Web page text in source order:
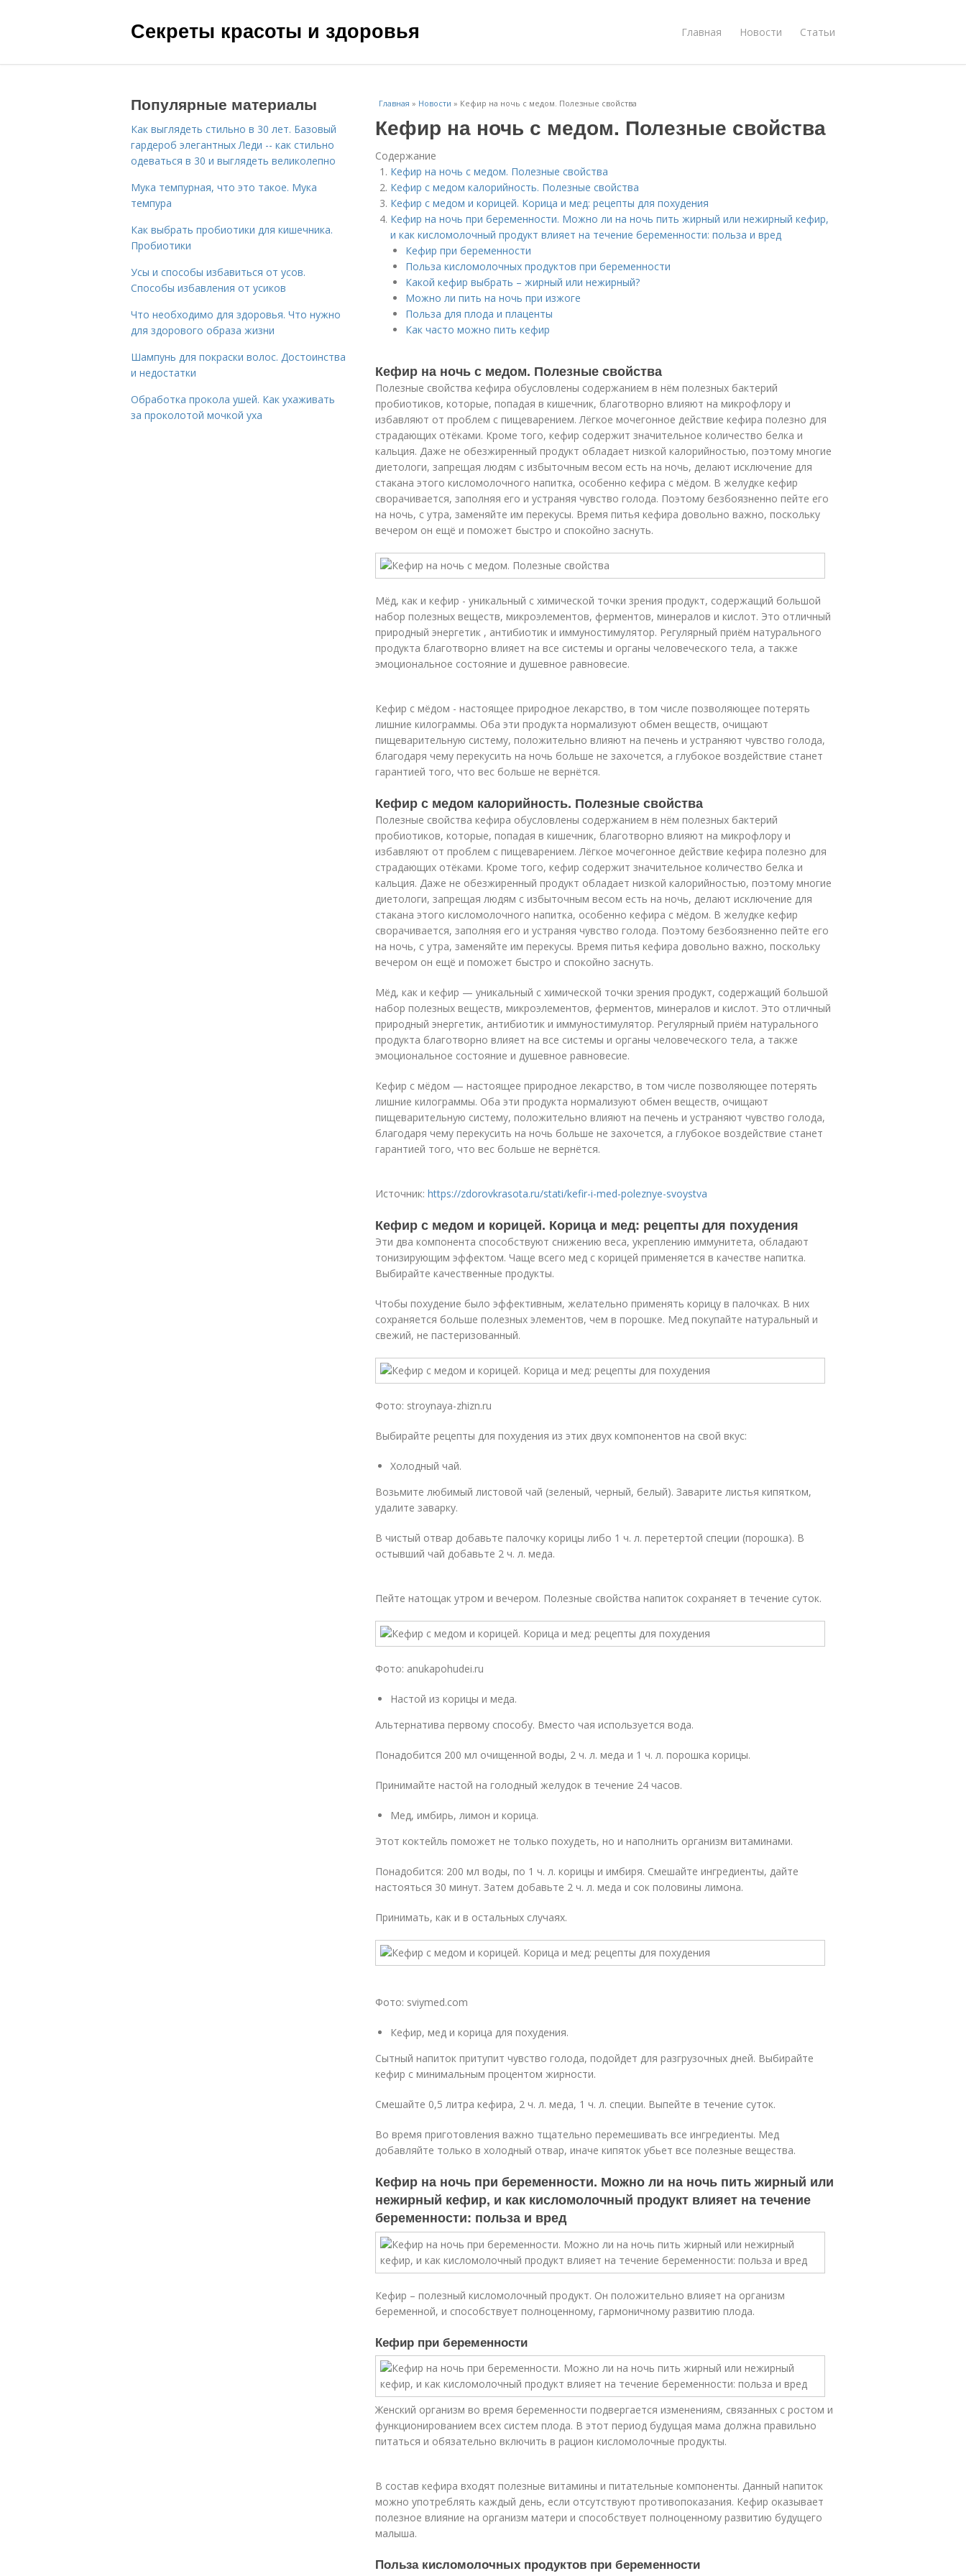
Секреты красоты и здоровья Главная Новости Статьи
Главная » Новости » Кефир на ночь с медом. Полезные свойства
Кефир на ночь с медом. Полезные свойства
Содержание
Кефир на ночь с медом. Полезные свойства
Кефир с медом калорийность. Полезные свойства
Кефир с медом и корицей. Корица и мед: рецепты для похудения
Кефир на ночь при беременности. Можно ли на ночь пить жирный или нежирный кефир,
и как кисломолочный продукт влияет на течение беременности: польза и вред
Кефир при беременности
Польза кисломолочных продуктов при беременности
Какой кефир выбрать – жирный или нежирный?
Можно ли пить на ночь при изжоге
Польза для плода и плаценты
Как часто можно пить кефир
Кефир на ночь с медом. Полезные свойства
Полезные свойства кефира обусловлены содержанием в нём полезных бактерий
пробиотиков, которые, попадая в кишечник, благотворно влияют на микрофлору и
избавляют от проблем с пищеварением. Лёгкое мочегонное действие кефира полезно для
страдающих отёками. Кроме того, кефир содержит значительное количество белка и
кальция. Даже не обезжиренный продукт обладает низкой калорийностью, поэтому многие
диетологи, запрещая людям с избыточным весом есть на ночь, делают исключение для
стакана этого кисломолочного напитка, особенно кефира с мёдом. В желудке кефир
сворачивается, заполняя его и устраняя чувство голода. Поэтому безбоязненно пейте его
на ночь, с утра, заменяйте им перекусы. Время питья кефира довольно важно, поскольку
вечером он ещё и поможет быстро и спокойно заснуть.
Мёд, как и кефир - уникальный с химической точки зрения продукт, содержащий большой
набор полезных веществ, микроэлементов, ферментов, минералов и кислот. Это отличный
природный энергетик , антибиотик и иммуностимулятор. Регулярный приём натурального
продукта благотворно влияет на все системы и органы человеческого тела, а также
эмоциональное состояние и душевное равновесие.
Кефир с мёдом - настоящее природное лекарство, в том числе позволяющее потерять
лишние килограммы. Оба эти продукта нормализуют обмен веществ, очищают
пищеварительную систему, положительно влияют на печень и устраняют чувство голода,
благодаря чему перекусить на ночь больше не захочется, а глубокое воздействие станет
гарантией того, что вес больше не вернётся.
Кефир с медом калорийность. Полезные свойства
Полезные свойства кефира обусловлены содержанием в нём полезных бактерий
пробиотиков, которые, попадая в кишечник, благотворно влияют на микрофлору и
избавляют от проблем с пищеварением. Лёгкое мочегонное действие кефира полезно для
страдающих отёками. Кроме того, кефир содержит значительное количество белка и
кальция. Даже не обезжиренный продукт обладает низкой калорийностью, поэтому многие
диетологи, запрещая людям с избыточным весом есть на ночь, делают исключение для
стакана этого кисломолочного напитка, особенно кефира с мёдом. В желудке кефир
сворачивается, заполняя его и устраняя чувство голода. Поэтому безбоязненно пейте его
на ночь, с утра, заменяйте им перекусы. Время питья кефира довольно важно, поскольку
вечером он ещё и поможет быстро и спокойно заснуть.
Мёд, как и кефир — уникальный с химической точки зрения продукт, содержащий большой
набор полезных веществ, микроэлементов, ферментов, минералов и кислот. Это отличный
природный энергетик, антибиотик и иммуностимулятор. Регулярный приём натурального
продукта благотворно влияет на все системы и органы человеческого тела, а также
эмоциональное состояние и душевное равновесие.
Кефир с мёдом — настоящее природное лекарство, в том числе позволяющее потерять
лишние килограммы. Оба эти продукта нормализуют обмен веществ, очищают
пищеварительную систему, положительно влияют на печень и устраняют чувство голода,
благодаря чему перекусить на ночь больше не захочется, а глубокое воздействие станет
гарантией того, что вес больше не вернётся.
Источник: https://zdorovkrasota.ru/stati/kefir-i-med-poleznye-svoystva
Кефир с медом и корицей. Корица и мед: рецепты для похудения
Эти два компонента способствуют снижению веса, укреплению иммунитета, обладают
тонизирующим эффектом. Чаще всего мед с корицей применяется в качестве напитка.
Выбирайте качественные продукты.
Чтобы похудение было эффективным, желательно применять корицу в палочках. В них
сохраняется больше полезных элементов, чем в порошке. Мед покупайте натуральный и
свежий, не пастеризованный.
Фото: stroynaya-zhizn.ru
Выбирайте рецепты для похудения из этих двух компонентов на свой вкус:
Холодный чай.
Возьмите любимый листовой чай (зеленый, черный, белый). Заварите листья кипятком,
удалите заварку.
В чистый отвар добавьте палочку корицы либо 1 ч. л. перетертой специи (порошка). В
остывший чай добавьте 2 ч. л. меда.
Пейте натощак утром и вечером. Полезные свойства напиток сохраняет в течение суток.
Фото: anukapohudei.ru
Настой из корицы и меда.
Альтернатива первому способу. Вместо чая используется вода.
Понадобится 200 мл очищенной воды, 2 ч. л. меда и 1 ч. л. порошка корицы.
Принимайте настой на голодный желудок в течение 24 часов.
Мед, имбирь, лимон и корица.
Этот коктейль поможет не только похудеть, но и наполнить организм витаминами.
Понадобится: 200 мл воды, по 1 ч. л. корицы и имбиря. Смешайте ингредиенты, дайте
настояться 30 минут. Затем добавьте 2 ч. л. меда и сок половины лимона.
Принимать, как и в остальных случаях.
Фото: sviymed.com
Кефир, мед и корица для похудения.
Сытный напиток притупит чувство голода, подойдет для разгрузочных дней. Выбирайте
кефир с минимальным процентом жирности.
Смешайте 0,5 литра кефира, 2 ч. л. меда, 1 ч. л. специи. Выпейте в течение суток.
Во время приготовления важно тщательно перемешивать все ингредиенты. Мед
добавляйте только в холодный отвар, иначе кипяток убьет все полезные вещества.
Кефир на ночь при беременности. Можно ли на ночь пить жирный или
нежирный кефир, и как кисломолочный продукт влияет на течение
беременности: польза и вред
Кефир – полезный кисломолочный продукт. Он положительно влияет на организм
беременной, и способствует полноценному, гармоничному развитию плода.
Кефир при беременности
Женский организм во время беременности подвергается изменениям, связанных с ростом и
функционированием всех систем плода. В этот период будущая мама должна правильно
питаться и обязательно включить в рацион кисломолочные продукты.
В состав кефира входят полезные витамины и питательные компоненты. Данный напиток
можно употреблять каждый день, если отсутствуют противопоказания. Кефир оказывает
полезное влияние на организм матери и способствует полноценному развитию будущего
малыша.
Польза кисломолочных продуктов при беременности
Популярные материалы
Как выглядеть стильно в 30 лет. Базовый
гардероб элегантных Леди -- как стильно
одеваться в 30 и выглядеть великолепно
Мука темпурная, что это такое. Мука
темпура
Как выбрать пробиотики для кишечника.
Пробиотики
Усы и способы избавиться от усов.
Способы избавления от усиков
Что необходимо для здоровья. Что нужно
для здорового образа жизни
Шампунь для покраски волос. Достоинства
и недостатки
Обработка прокола ушей. Как ухаживать
за проколотой мочкой уха